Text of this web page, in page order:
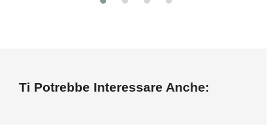
Ti Potrebbe Interessare Anche: